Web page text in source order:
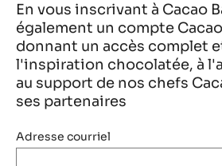
En vous inscrivant à Cacao
également un compte
donnant un accès complet
l'inspiration chocolatée, à
au support de nos chefs
ses partenaires
Adresse courriel